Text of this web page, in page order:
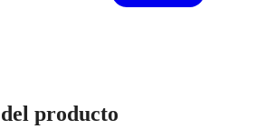
producto